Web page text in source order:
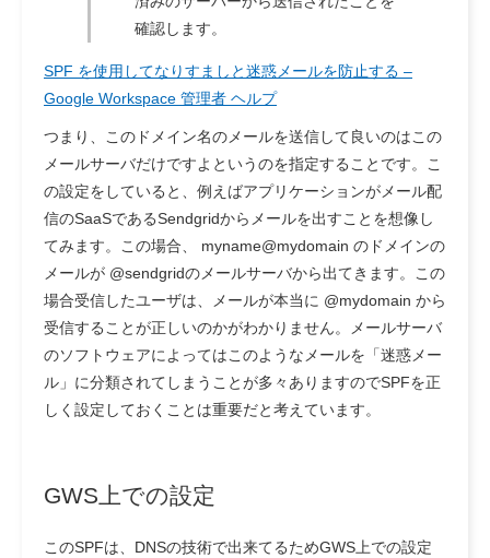
確認します。
SPF を使用してなりすましと迷惑メールを防止する –
Google Workspace 管理者 ヘルプ
つまり、このドメイン名のメールを送信して良いのはこの
メールサーバだけですよというのを指定することです。こ
の設定をしていると、例えばアプリケーションがメール配
信のSaaSであるSendgridからメールを出すことを想像し
てみます。この場合、 myname@mydomain のドメインの
メールが @sendgridのメールサーバから出てきます。この
場合受信したユーザは、メールが本当に @mydomain から
受信することが正しいのかがわかりません。メールサーバ
のソフトウェアによってはこのようなメールを「迷惑メー
ル」に分類されてしまうことが多々ありますのでSPFを正
しく設定しておくことは重要だと考えています。
GWS上での設定
このSPFは、DNSの技術で出来てるためGWS上での設定